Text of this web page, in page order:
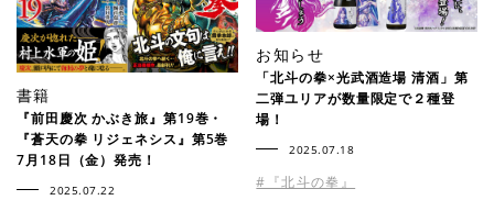
書籍
『前田慶次 かぶき旅』第19巻・
『蒼天の拳 リジェネシス』第5巻
7月18日（金）発売！
2025.07.22
お知らせ
「北斗の拳×光武酒造場 清酒」第
二弾ユリアが数量限定で２種登
場！
2025.07.18
#『北斗の拳』